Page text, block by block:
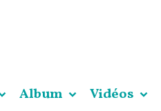
Album Vidéos